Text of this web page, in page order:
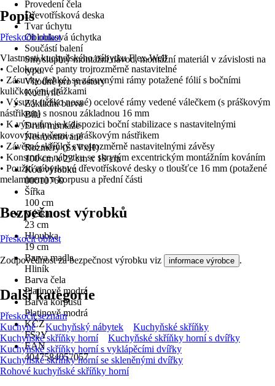
Provedení čela
Dřevotřísková deska
Tvar úchytu
Oblouková úchytka
Součástí balení
Smysluplný montážní návod, montážní materiál v závislosti na
typu.
Vhodné pro prostory
Kuchyně
Základní barva
Bílá
Druh montáže
Nesmontované
Rozměry (ŠxVxH)
100 cm x 23 cm x 19 cm
Kód výrobku
00010760
Šířka
100 cm
Výška
23 cm
Hloubka
19 cm
Barva madla
Hliník
Barva čela
Platinově modrá
Barva korpusu
Platinově modrá
KČZ
FS2Y
EAN
4047584057057
Popis
Přeskočit oblast
Vlastnosti kuchyňského nábytku Flex-Well
• Celokovové panty trojrozměrně nastavitelné
• Zásuvky (lehké) se zásuvnými rámy potažené fólií s bočními
kuličkovými drážkami
• Výsuvy (těžko nosné) ocelové rámy vedené válečkem (s práškovým
nástřikem) s nosnou základnou 16 mm
• K výsuvům je k dispozici boční stabilizace s nastavitelnými
kovovými tyčemi s práškovým nástřikem
• Závěsné skříňky s trojrozměrně nastavitelnými závěsy
• Konstrukce nábytku se skrytým excentrickým montážním kováním
• Použití nábytkové dřevotřískové desky o tloušťce 16 mm (potažené
melaminem) v korpusu a přední části
Bezpečnost výrobků
Přeskočit oblast
Zodpovědnost za bezpečnost výrobku viz informace výrobce .
Další kategorie
Přeskočit seznam
Kuchyně
Kuchyňský nábytek
Kuchyňské skříňky
Kuchyňské skříňky horní
Kuchyňské skříňky horní s dvířky
Kuchyňské skříňky horní s vyklápěcími dvířky
Kuchyňské skříňky horní se skleněnými dvířky
Rohové kuchyňské skříňky horní